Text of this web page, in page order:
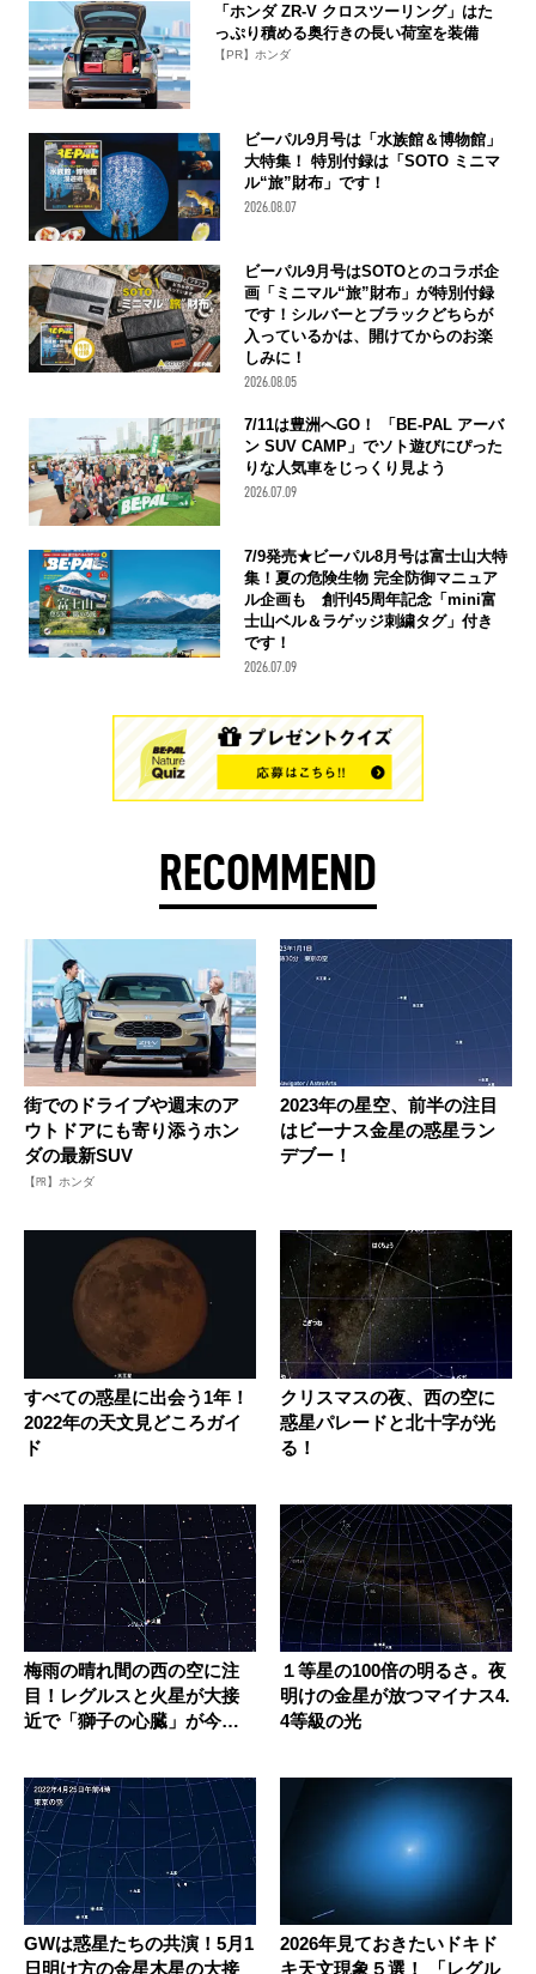
「ホンダ ZR-V クロスツーリング」はた
っぷり積める奥行きの長い荷室を装備
【PR】ホンダ
ビーパル9月号は「水族館＆博物館」
大特集！ 特別付録は「SOTO ミニマ
ル“旅”財布」です！
2026.08.07
ビーパル9月号はSOTOとのコラボ企
画「ミニマル“旅”財布」が特別付録
です！シルバーとブラックどちらが
入っているかは、開けてからのお楽
しみに！
2026.08.05
7/11は豊洲へGO！ 「BE-PAL アーバ
ン SUV CAMP」でソト遊びにぴった
りな人気車をじっくり見よう
2026.07.09
7/9発売★ビーパル8月号は富士山大特
集！夏の危険生物 完全防御マニュア
ル企画も 創刊45周年記念「mini富
士山ベル＆ラゲッジ刺繍タグ」付き
です！
2026.07.09
RECOMMEND
街でのドライブや週末のア
ウトドアにも寄り添うホン
ダの最新SUV
【PR】ホンダ
2023年の星空、前半の注目
はビーナス金星の惑星ラン
デブー！
すべての惑星に出会う1年！
2022年の天文見どころガイ
ド
クリスマスの夜、西の空に
惑星パレードと北十字が光
る！
梅雨の晴れ間の西の空に注
目！レグルスと火星が大接
近で「獅子の心臓」が今だ
１等星の100倍の明るさ。夜
明けの金星が放つマイナス4.
4等級の光
GWは惑星たちの共演！5月1
日明け方の金星木星の大接
2026年見ておきたいドキド
キ天文現象５選！ 「レグル